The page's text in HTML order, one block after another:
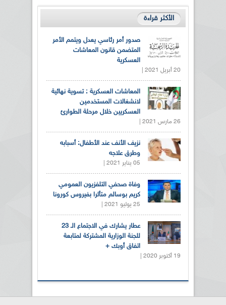
الأكثر قراءة
صدور أمر رئاسي يعدل ويتمم الأمر
المتضمن قانون المعاشات
العسكرية
20 أبريل 2021 |
المعاشات العسكرية : تسوية نهائية
لانشغالات المستخدمين
العسكريين خلال مرحلة الطوارئ
26 مارس 2021 |
نزيف الأنف عند الأطفال: أسبابه
وطرق علاجه
05 يناير 2021 |
وفاة صحفي التلفزيون العمومي
كريم بوسالم متأثرا بفيروس كورونا
25 يوليو 2021 |
عطار يشارك في الاجتماع الـ 23
للجنة الوزارية المشتركة لمتابعة
اتفاق أوبك +
19 أكتوبر 2020 |